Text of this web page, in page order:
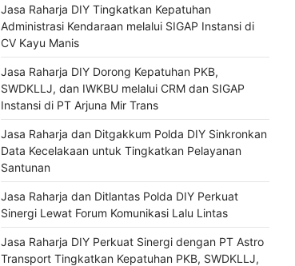
Jasa Raharja DIY Tingkatkan Kepatuhan
Administrasi Kendaraan melalui SIGAP Instansi di
CV Kayu Manis
Jasa Raharja DIY Dorong Kepatuhan PKB,
SWDKLLJ, dan IWKBU melalui CRM dan SIGAP
Instansi di PT Arjuna Mir Trans
Jasa Raharja dan Ditgakkum Polda DIY Sinkronkan
Data Kecelakaan untuk Tingkatkan Pelayanan
Santunan
Jasa Raharja dan Ditlantas Polda DIY Perkuat
Sinergi Lewat Forum Komunikasi Lalu Lintas
Jasa Raharja DIY Perkuat Sinergi dengan PT Astro
Transport Tingkatkan Kepatuhan PKB, SWDKLLJ,